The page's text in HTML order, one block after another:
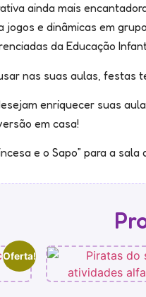
ainda mais
jogos e dinâmicas em grupo
da Educação
nas suas aulas, festas
enriquecer suas
em casa!
e o Sapo” para a
Oferta!